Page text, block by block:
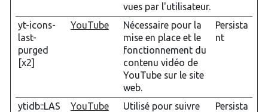
vues par l'utilisateur.
yt-icons-
last-
purged
[x2]
YouTube
Nécessaire pour la
mise en place et le
fonctionnement du
contenu vidéo de
YouTube sur le site
web.
Persista
nt
ytidb::LAS
YouTube
Utilisé pour suivre
Persista